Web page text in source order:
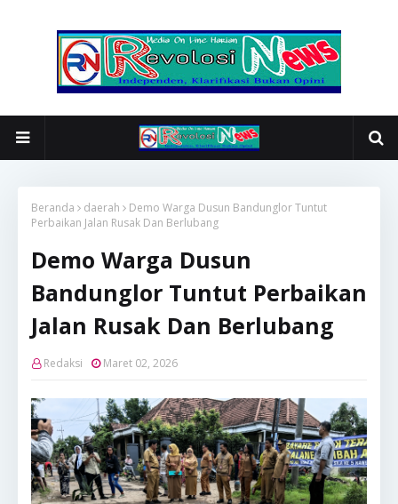
Beranda daerah
Demo Warga Dusun Bandunglor Tuntut
Perbaikan Jalan Rusak Dan Berlubang
Demo Warga Dusun
Bandunglor Tuntut Perbaikan
Jalan Rusak Dan Berlubang
Redaksi Maret 02, 2026